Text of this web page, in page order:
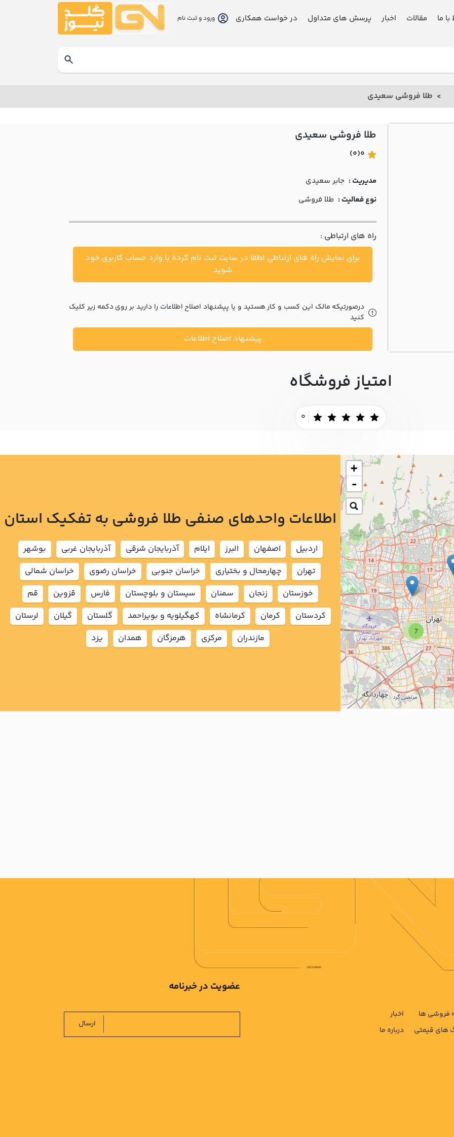
با ما مقالات اخبار پرسش های متداول در خواست همکاری ورود و ثبت نام
طلا فروشی سعيدي
طلا فروشی سعيدي
0
(0)
مدیریت : جابر سعيدي
نوع فعالیت : طلا فروشی
راه های ارتباطی :
برای نمایش راه های ارتباطی لطفا در سایت ثبت نام کرده یا وارد حساب کاربری خود
شوید
درصورتیکه مالک این کسب و کار هستید و یا پیشنهاد اصلاح اطلاعات را دارید بر روی دکمه زیر کلیک
کنید
پیشنهاد اصلاح اطلاعات
امتیاز فروشگاه
0
7
+
-
اطلاعات واحدهای صنفی طلا فروشی به تفکیک استان
اردبيل اصفهان البرز ايلام آذربايجان شرقي آذربايجان غربي
بوشهر
تهران
چهارمحال و بختياري خراسان جنوبي خراسان رضوي
خراسان شمالي
خوزستان
زنجان سمنان سيستان و بلوچستان فارس قزوين
قم
كردستان
كرمان كرمانشاه كهگيلويه و بويراحمد گلستان گيلان
لرستان
مازندران
مركزي هرمزگان همدان يزد
فروشی ها
های قیمتی
اخبار
درباره ما
عضویت در خبرنامه
ارسال